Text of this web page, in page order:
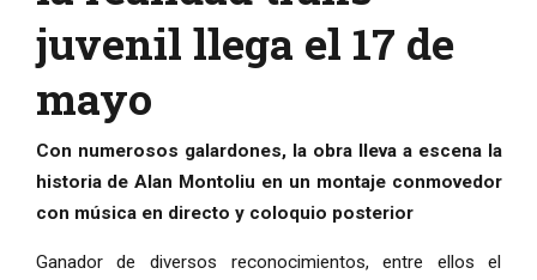
juvenil llega el 17 de
mayo
Con numerosos galardones, la obra lleva a escena la
historia de Alan Montoliu en un montaje conmovedor
con música en directo y coloquio posterior
Ganador de diversos reconocimientos, entre ellos el